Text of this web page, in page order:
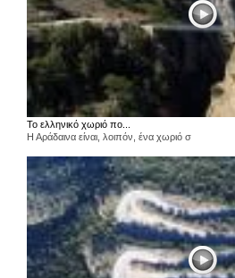
Το ελληνικό χωριό πο...
Η Αράδαινα είναι, λοιπόν, ένα χωριό σ